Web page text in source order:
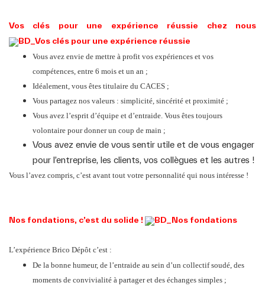
Vos clés pour une expérience réussie chez nous
Vous avez envie de mettre à profit vos expériences et vos
compétences, entre 6 mois et un an ;
Idéalement, vous êtes titulaire du CACES ;
Vous partagez nos valeurs : simplicité, sincérité et proximité ;
Vous avez l’esprit d’équipe et d’entraide. Vous êtes toujours
volontaire pour donner un coup de main ;
Vous avez envie de vous sentir utile et de vous engager
pour l’entreprise, les clients, vos collègues et les autres !
Vous l’avez compris, c’est avant tout votre personnalité qui nous intéresse !
Nos fondations, c’est du solide !
L’expérience Brico Dépôt c’est :
De la bonne humeur, de l’entraide au sein d’un collectif soudé, des
moments de convivialité à partager et des échanges simples ;